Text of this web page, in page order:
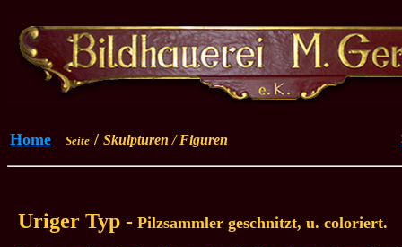
Home Seite / Skulpturen / Figuren
Uriger Typ - Pilzsammler geschnitzt, u. coloriert.